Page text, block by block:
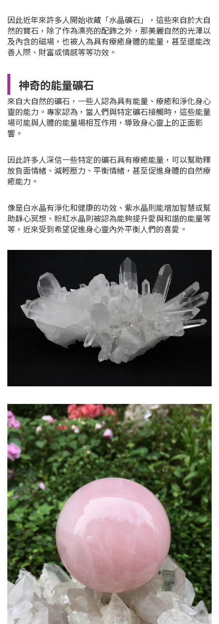
因此近年來許多人開始收藏「水晶礦石」，這些來自於大自
然的寶石，除了作為漂亮的配飾之外，那美麗自然的光澤以
及內含的磁場，也被人為具有療癒身體的能量，甚至還能改
善人際、財富或情感等等功效。
神奇的能量礦石
來自大自然的礦石，一些人認為具有能量、療癒和淨化身心
靈的能力。專家認為，當人們與特定礦石接觸時，這些能量
場可能與人體的能量場相互作用，導致身心靈上的正面影
響。
因此許多人深信一些特定的礦石具有療癒能量，可以幫助釋
放負面情緒、減輕壓力、平衡情緒，甚至促進身體的自然療
癒能力。
像是白水晶有淨化和健康的功效、紫水晶則能增加智慧或幫
助靜心冥想、粉紅水晶則被認為能夠提升愛與和諧的能量等
等，近來受到希望促進身心靈內外平衡人們的喜愛。